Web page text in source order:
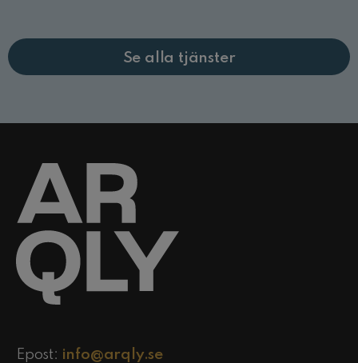
Se alla tjänster
Epost: info@arqly.se